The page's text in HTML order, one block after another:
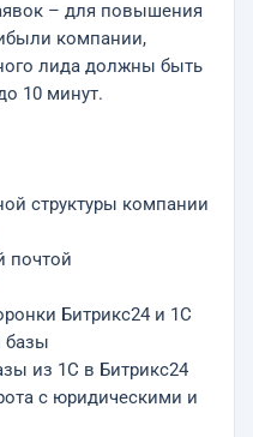
– для повышения
компании,
лида должны быть
10 минут.
структуры компании
почтой
Битрикс24 и 1С
базы
из 1С в Битрикс24
с юридическими и